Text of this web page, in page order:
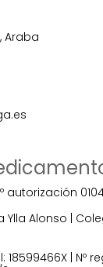
Araba
autorización
Ylla Alonso |
18599466X | Nº